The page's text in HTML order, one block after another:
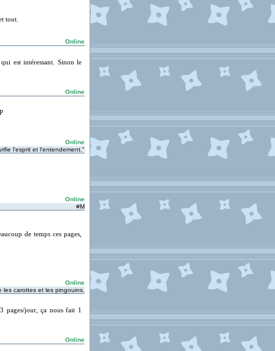
tout.
Online
est intéressant. Sinon le
Online
Online
l'esprit et l'entendement."
Online
#M
de temps ces pages,
Online
les carottes et les pingouins.
pages/jour, ça nous fait 1
Online